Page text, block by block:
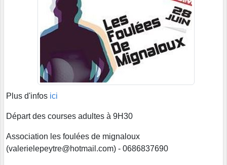
Plus d'infos ici
Départ des courses adultes à 9H30
Association les foulées de mignaloux
(valerielepeytre@hotmail.com) - 0686837690